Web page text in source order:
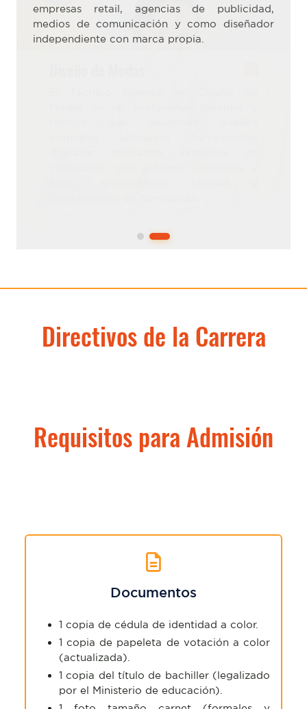
empresas retail, agencias de publicidad,
medios de comunicación y como diseñador
independiente con marca propia.
Directivos de la Carrera
Requisitos para Admisión
Documentos
1 copia de cédula de identidad a color.
1 copia de papeleta de votación a color
(actualizada).
1 copia del título de bachiller (legalizado
por el Ministerio de educación).